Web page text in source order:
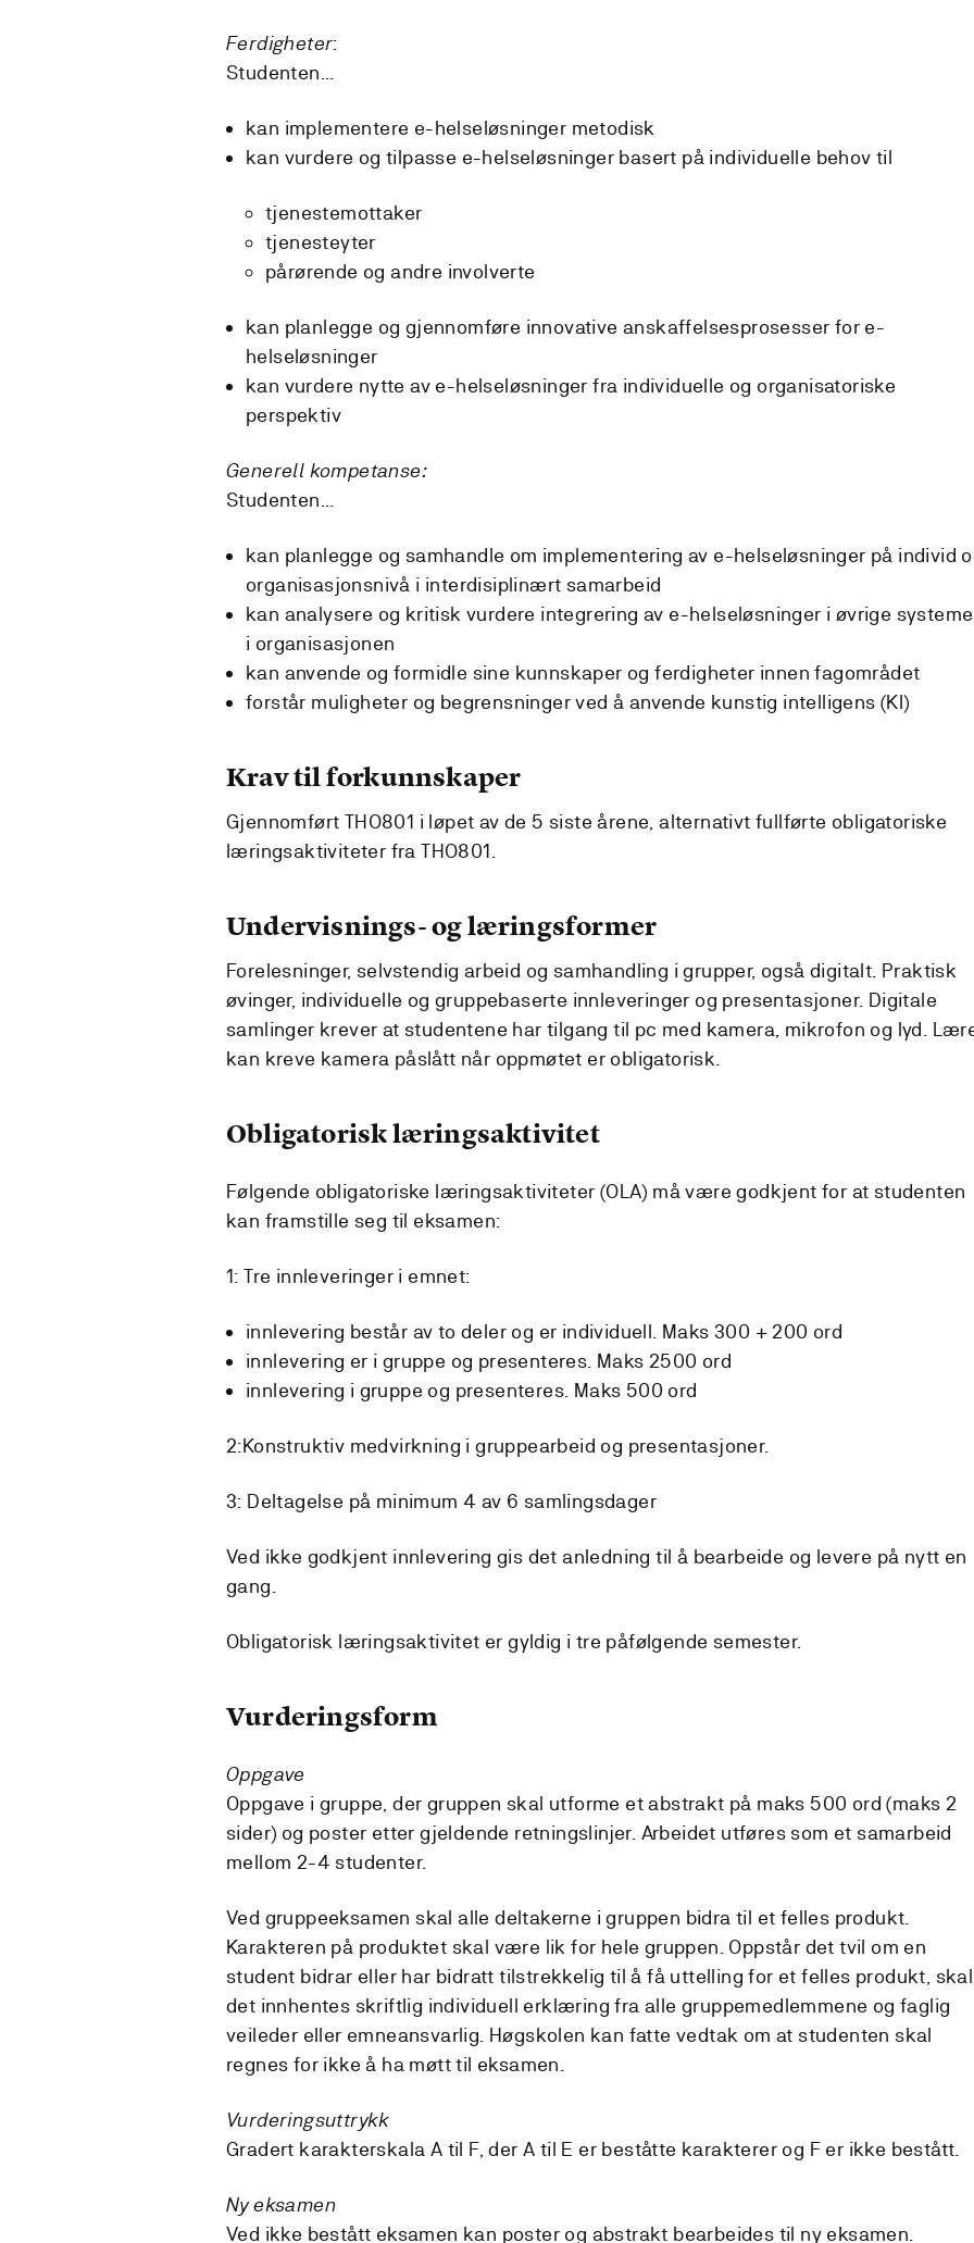
Ferdigheter:
Studenten...
kan implementere e-helseløsninger metodisk
kan vurdere og tilpasse e-helseløsninger basert på individuelle behov til
tjenestemottaker
tjenesteyter
pårørende og andre involverte
kan planlegge og gjennomføre innovative anskaffelsesprosesser for e-
helseløsninger
kan vurdere nytte av e-helseløsninger fra individuelle og organisatoriske
perspektiv
Generell kompetanse:
Studenten...
kan planlegge og samhandle om implementering av e-helseløsninger på individ
organisasjonsnivå i interdisiplinært samarbeid
kan analysere og kritisk vurdere integrering av e-helseløsninger i øvrige
i organisasjonen
kan anvende og formidle sine kunnskaper og ferdigheter innen fagområdet
forstår muligheter og begrensninger ved å anvende kunstig intelligens (KI)
Krav til forkunnskaper
Gjennomført THO801 i løpet av de 5 siste årene, alternativt fullførte obligatoriske
læringsaktiviteter fra THO801.
Undervisnings- og læringsformer
Forelesninger, selvstendig arbeid og samhandling i grupper, også digitalt. Praktisk
øvinger, individuelle og gruppebaserte innleveringer og presentasjoner. Digitale
samlinger krever at studentene har tilgang til pc med kamera, mikrofon og lyd.
kan kreve kamera påslått når oppmøtet er obligatorisk.
Obligatorisk læringsaktivitet
Følgende obligatoriske læringsaktiviteter (OLA) må være godkjent for at studenten
kan framstille seg til eksamen:
1: Tre innleveringer i emnet:
innlevering består av to deler og er individuell. Maks 300 + 200 ord
innlevering er i gruppe og presenteres. Maks 2500 ord
innlevering i gruppe og presenteres. Maks 500 ord
2:Konstruktiv medvirkning i gruppearbeid og presentasjoner.
3: Deltagelse på minimum 4 av 6 samlingsdager
Ved ikke godkjent innlevering gis det anledning til å bearbeide og levere på nytt en
gang.
Obligatorisk læringsaktivitet er gyldig i tre påfølgende semester.
Vurderingsform
Oppgave
Oppgave i gruppe, der gruppen skal utforme et abstrakt på maks 500 ord (maks 2
sider) og poster etter gjeldende retningslinjer. Arbeidet utføres som et samarbeid
mellom 2-4 studenter.
Ved gruppeeksamen skal alle deltakerne i gruppen bidra til et felles produkt.
Karakteren på produktet skal være lik for hele gruppen. Oppstår det tvil om en
student bidrar eller har bidratt tilstrekkelig til å få uttelling for et felles produkt, skal
det innhentes skriftlig individuell erklæring fra alle gruppemedlemmene og faglig
veileder eller emneansvarlig. Høgskolen kan fatte vedtak om at studenten skal
regnes for ikke å ha møtt til eksamen.
Vurderingsuttrykk
Gradert karakterskala A til F, der A til E er beståtte karakterer og F er ikke bestått.
Ny eksamen
Ved ikke bestått eksamen kan poster og abstrakt bearbeides til ny eksamen.